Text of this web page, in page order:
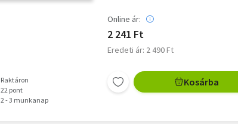
Raktáron
22 pont
2 - 3 munkanap
Online ár:
2 241 Ft
Eredeti ár: 2 490 Ft
Kosárba